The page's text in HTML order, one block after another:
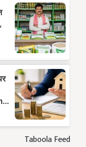
Taboola Feed